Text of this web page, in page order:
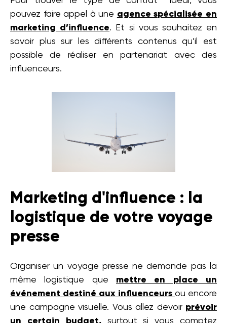
pouvez faire appel à une agence spécialisée en
marketing d’influence. Et si vous souhaitez en
savoir plus sur les différents contenus qu’il est
possible de réaliser en partenariat avec des
influenceurs.
Marketing d'influence : la
logistique de votre voyage
presse
Organiser un voyage presse ne demande pas la
même logistique que mettre en place un
événement destiné aux influenceurs ou encore
une campagne visuelle. Vous allez devoir prévoir
un certain budget,surtout si vous comptez